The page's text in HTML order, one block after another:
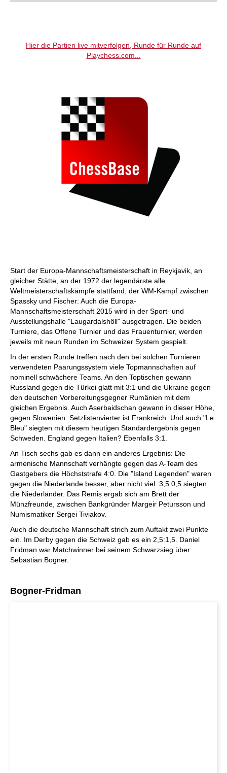
individueller als je zuvor.
Hier die Partien live mitverfolgen, Runde für Runde auf
Playchess.com...
Start der Europa-Mannschaftsmeisterschaft in Reykjavik, an
gleicher Stätte, an der 1972 der legendärste alle
Weltmeisterschaftskämpfe stattfand, der WM-Kampf zwischen
Spassky und Fischer: Auch die Europa-
Mannschaftsmeisterschaft 2015 wird in der Sport- und
Ausstellungshalle "Laugardalshöll" ausgetragen. Die beiden
Turniere, das Offene Turnier und das Frauenturnier, werden
jeweils mit neun Runden im Schweizer System gespielt.
In der ersten Runde treffen nach den bei solchen Turnieren
verwendeten Paarungssystem viele Topmannschaften auf
nominell schwächere Teams. An den Toptischen gewann
Russland gegen die Türkei glatt mit 3:1 und die Ukraine gegen
den deutschen Vorbereitungsgegner Rumänien mit dem
gleichen Ergebnis. Auch Aserbaidschan gewann in dieser Höhe,
gegen Slowenien. Setzlistenvierter ist Frankreich. Und auch "Le
Bleu" siegten mit diesem heutigen Standardergebnis gegen
Schweden. England gegen Italien? Ebenfalls 3:1.
An Tisch sechs gab es dann ein anderes Ergebnis: Die
armenische Mannschaft verhängte gegen das A-Team des
Gastgebers die Höchststrafe 4:0. Die "Island Legenden" waren
gegen die Niederlande besser, aber nicht viel: 3,5:0,5 siegten
die Niederländer. Das Remis ergab sich am Brett der
Münzfreunde, zwischen Bankgründer Margeir Petursson und
Numismatiker Sergei Tiviakov.
Auch die deutsche Mannschaft strich zum Auftakt zwei Punkte
ein. Im Derby gegen die Schweiz gab es ein 2,5:1,5. Daniel
Fridman war Matchwinner bei seinem Schwarzsieg über
Sebastian Bogner.
Bogner-Fridman